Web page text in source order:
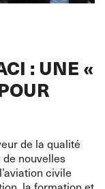
: UNE «
de la qualité
de nouvelles
civile